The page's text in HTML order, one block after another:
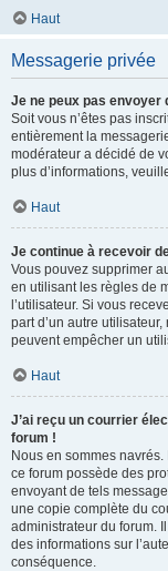
Haut
Messagerie privée
Je ne peux pas envoyer
Soit vous n’êtes pas
entièrement la
modérateur a décidé de
plus d’informations,
Haut
Je continue à recevoir
Vous pouvez supprimer
en utilisant les règles de
l’utilisateur. Si vous
part d’un autre
peuvent empêcher un
Haut
J’ai reçu un courrier
forum !
Nous en sommes
ce forum possède des
envoyant de tels
une copie complète du
administrateur du forum.
des informations sur
conséquence.